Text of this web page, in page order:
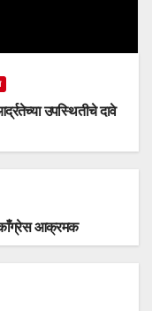
उपस्थितीचे दावे
काँग्रेस आक्रमक